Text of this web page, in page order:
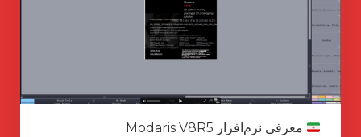
معرفی نرم‌افزار Modaris V8R5